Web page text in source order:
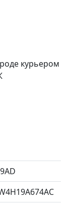
курьером